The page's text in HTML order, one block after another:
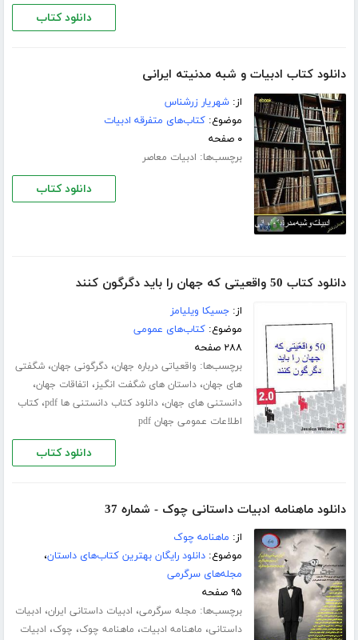
دانلود کتاب
دانلود کتاب ادبیات و شبه مدنیته ایرانی
از:شهریار زرشناس
موضوع:کتاب‌های متفرقه ادبیات
۰ صفحه
برچسب‌ها: ادبیات معاصر
دانلود کتاب
دانلود کتاب 50 واقعیتی که جهان را باید دگرگون کنند
از:جسیکا ویلیامز
موضوع:کتاب‌های عمومی
۲۸۸ صفحه
برچسب‌ها: واقعیاتی درباره جهان،دگرگونی جهان،شگفتی
های جهان،داستان های شگفت انگیز، اتفاقات جهان،
دانستنی های جهان،دانلود کتاب دانستنی ها pdf ،کتاب
اطلاعات عمومی جهان pdf
دانلود کتاب
دانلود ماهنامه ادبیات داستانی چوک - شماره 37
از: ماهنامه چوک
موضوع:دانلود رایگان بهترین کتاب‌های داستان،
مجله‌های سرگرمی
۹۵ صفحه
برچسب‌ها: مجله سرگرمی، ادبیات داستانی ایران، ادبیات
داستانی، ماهنامه ادبیات، ماهنامه چوک، چوک، ادبیات